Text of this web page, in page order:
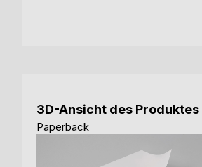
3D-Ansicht des
Paperback